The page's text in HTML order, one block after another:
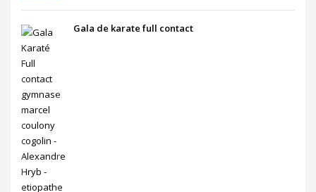
Gala de karate full contact